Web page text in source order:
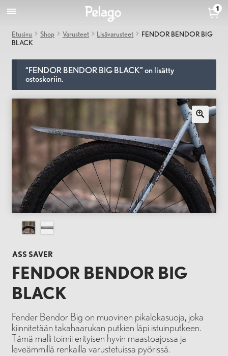
1
Etusivu Shop Varusteet Lisävarusteet
FENDOR BENDOR BIG
BLACK
“FENDOR BENDOR BIG BLACK” on lisätty
ostoskoriin.
ASS SAVER
FENDOR BENDOR BIG
BLACK
Fender Bendor Big on muovinen pikalokasuoja, joka
kiinnitetään takahaarukan putkien läpi istuinputkeen.
Tämä malli toimii erityisen hyvin maastoajossa ja
leveämmillä renkailla varustetuissa pyörissä.